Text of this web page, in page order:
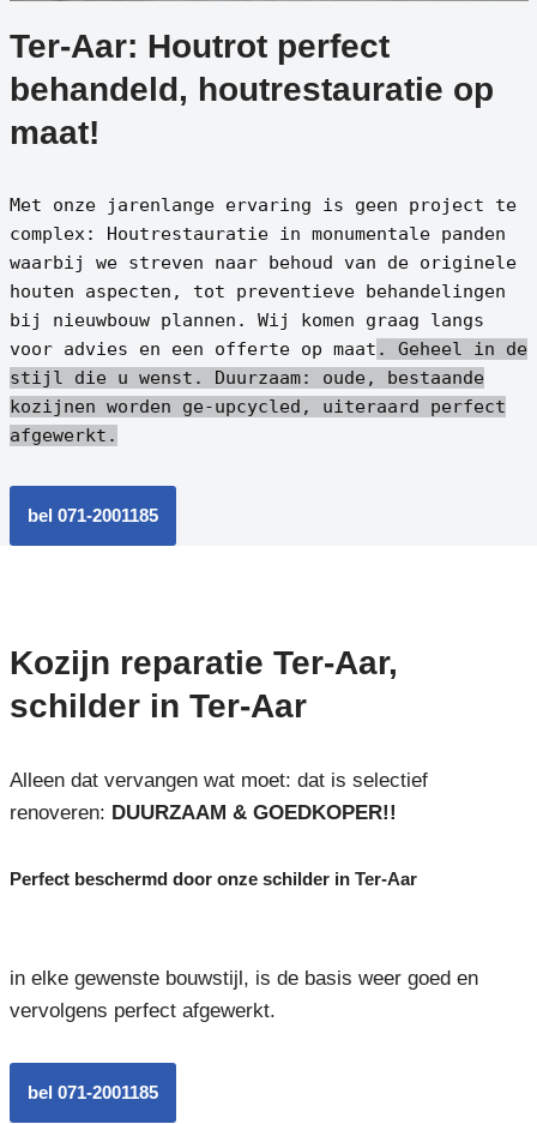
Ter-Aar: Houtrot perfect
behandeld, houtrestauratie op
maat!
Met onze jarenlange ervaring is geen project te
complex: Houtrestauratie in monumentale panden
waarbij we streven naar behoud van de originele
houten aspecten, tot preventieve behandelingen
bij nieuwbouw plannen. Wij komen graag langs
voor advies en een offerte op maat . Geheel in de
stijl die u wenst. Duurzaam: oude, bestaande
kozijnen worden ge-upcycled, uiteraard perfect
afgewerkt.
bel 071-2001185
Kozijn reparatie Ter-Aar,
schilder in Ter-Aar
Alleen dat vervangen wat moet: dat is selectief
renoveren: DUURZAAM & GOEDKOPER!!
Perfect beschermd door onze schilder in Ter-Aar
in elke gewenste bouwstijl, is de basis weer goed en
vervolgens perfect afgewerkt.
bel 071-2001185